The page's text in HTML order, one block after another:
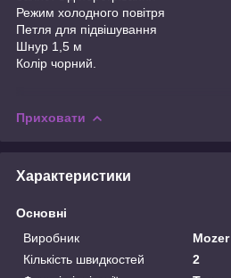
Режим холодного повітря
Петля для підвішування
Шнур 1,5 м
Колір чорний.
Приховати
Характеристики
Основні
Виробник
Mozer
Кількість швидкостей
2